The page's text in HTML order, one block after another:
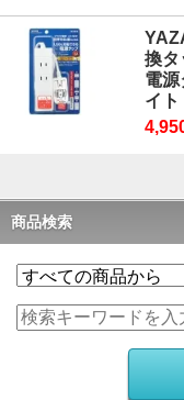
換タ
電源
イ
商品検索